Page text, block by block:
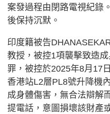
案發過程由閉路電視紀錄
後保持沉默。
印度籍被告
教授，被控1項襲擊致造
罪，被控於2025年8月17
香港站L2層PL8號升降機
成身體傷害，無合法辯解
提電話，意圖損壞該財產